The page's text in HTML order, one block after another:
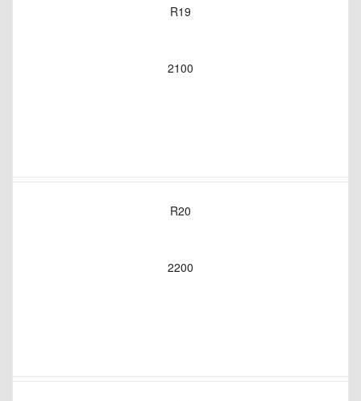
R19
2100
R20
2200